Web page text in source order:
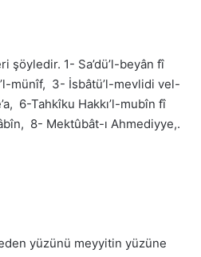
şöyledir. 1- Sa’dü’l-beyân fî
münîf, 3- İsbâtü’l-mevlidi vel-
6-Tahkîku Hakkı’l-mubîn fî
8- Mektûbât-ı Ahmediyye,.
yüzünü meyyitin yüzüne